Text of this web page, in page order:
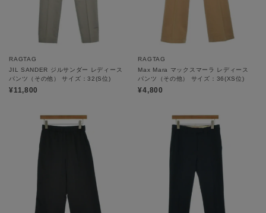
RAGTAG
JIL SANDER ジルサンダー レディース
パンツ（その他） サイズ：32(S位)
¥11,800
RAGTAG
Max Mara マックスマーラ レディース
パンツ（その他） サイズ：36(XS位)
¥4,800